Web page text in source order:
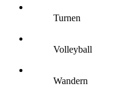
Turnen
Volleyball
Wandern